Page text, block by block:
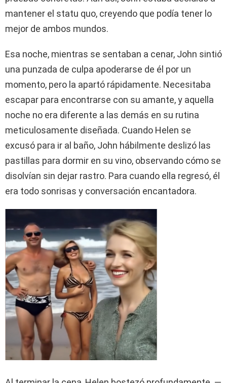
mantener el statu quo, creyendo que podía tener lo
mejor de ambos mundos.
Esa noche, mientras se sentaban a cenar, John sintió
una punzada de culpa apoderarse de él por un
momento, pero la apartó rápidamente. Necesitaba
escapar para encontrarse con su amante, y aquella
noche no era diferente a las demás en su rutina
meticulosamente diseñada. Cuando Helen se
excusó para ir al baño, John hábilmente deslizó las
pastillas para dormir en su vino, observando cómo se
disolvían sin dejar rastro. Para cuando ella regresó, él
era todo sonrisas y conversación encantadora.